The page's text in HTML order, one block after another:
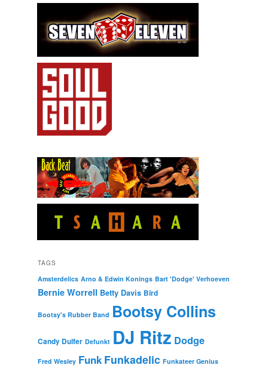
TAGS
Amsterdelics Arno & Edwin Konings Bart 'Dodge' Verhoeven
Bernie Worrell Betty Davis Bird
Bootsy's Rubber Band Bootsy Collins
Candy Dulfer Defunkt DJ Ritz Dodge
Fred Wesley Funk Funkadelic Funkateer Genius